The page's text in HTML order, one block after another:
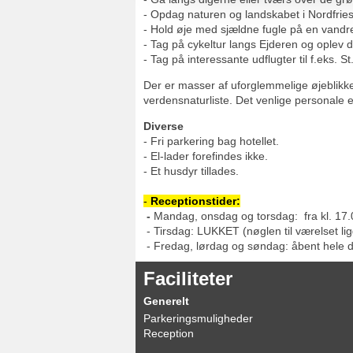
- Opdag naturen og landskabet i
- Hold øje med sjældne fugle på en
- Tag på cykeltur langs Ejderen og oplev
- Tag på interessante udflugter til f.eks.
Der er masser af uforglemmelige
verdensnaturliste. Det venlige personale
Diverse
- Fri parkering bag hotellet.
- El-lader forefindes ikke.
- Et husdyr tillades.
- Receptionstider:
- Mandag, onsdag og torsdag: fra kl.
- Tirsdag: LUKKET (nøglen til værelset
- Fredag, lørdag og søndag: åbent hele
Faciliteter
Generelt
Parkeringsmuligheder
Reception